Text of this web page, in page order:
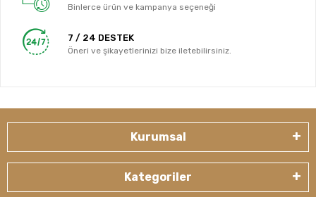
Binlerce ürün ve kampanya seçeneği
7 / 24 DESTEK
Öneri ve şikayetlerinizi bize iletebilirsiniz.
Kurumsal
Kategoriler